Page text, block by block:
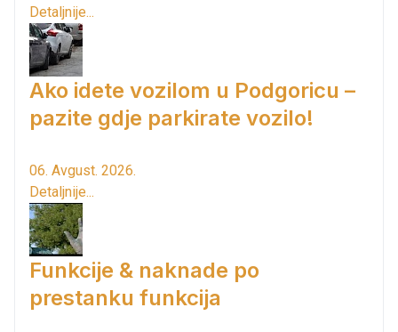
Detaljnije...
Ako idete vozilom u Podgoricu –
pazite gdje parkirate vozilo!
06. Avgust. 2026.
Detaljnije...
Funkcije & naknade po
prestanku funkcija